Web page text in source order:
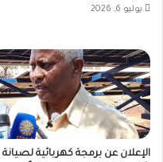
يوليو 6, 2026
الإعلان عن برمجة كهربائية لصيانة